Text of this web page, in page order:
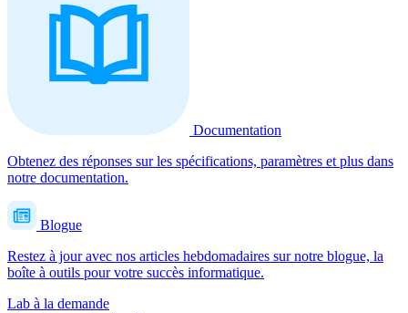
Documentation
Obtenez des réponses sur les spécifications, paramètres et plus dans
notre documentation.
Blogue
Restez à jour avec nos articles hebdomadaires sur notre blogue, la
boîte à outils pour votre succès informatique.
Lab à la demande